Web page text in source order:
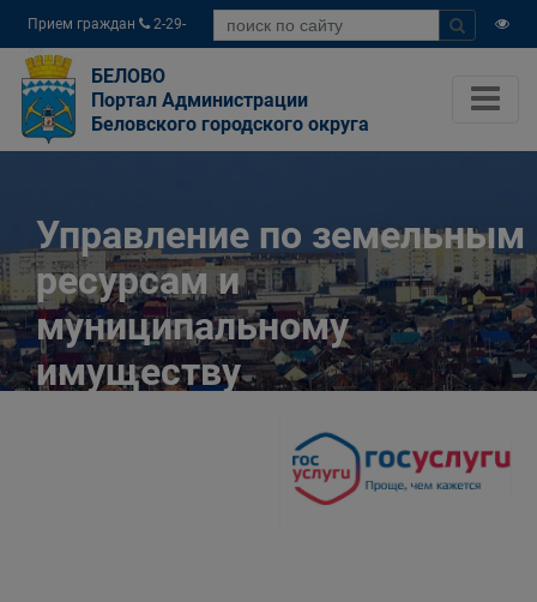
Прием граждан
2-29-
04
БЕЛОВО
Портал Администрации
Беловского городского округа
Управление по земельным
ресурсам и
муниципальному
имуществу
Беловского городского